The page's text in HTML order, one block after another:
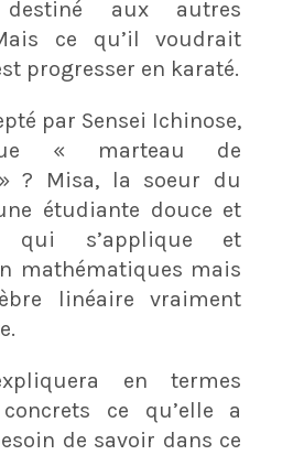
aux autres
ce qu’il voudrait
progresser en karaté.
par Sensei Ichinose,
« marteau de
? Misa, la soeur du
étudiante douce et
qui s’applique et
mathématiques mais
linéaire vraiment
en termes
ce qu’elle a
de savoir dans ce